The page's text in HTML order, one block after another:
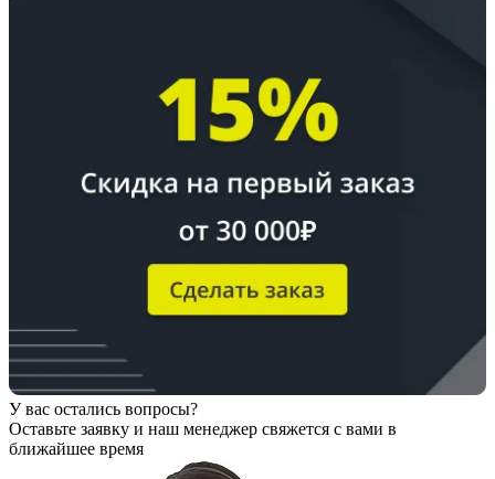
У вас остались вопросы?
Оставьте заявку и наш менеджер свяжется с вами в
ближайшее время